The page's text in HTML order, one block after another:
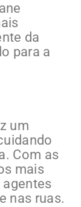
da
para a
um
Com as
mais
nas ruas.